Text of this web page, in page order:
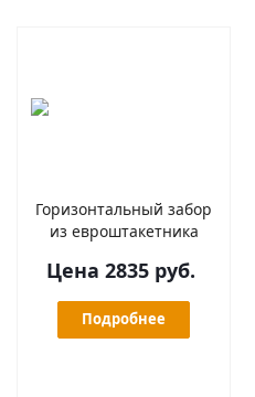
Горизонтальный забор
из евроштакетника
Цена 2835 руб.
Подробнее